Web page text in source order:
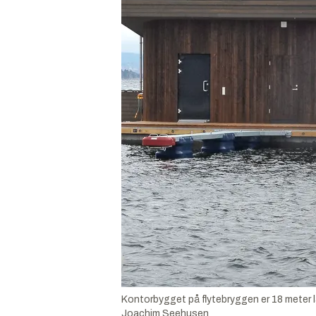
Kontorbygget på flytebryggen er 18
Joachim Seehusen